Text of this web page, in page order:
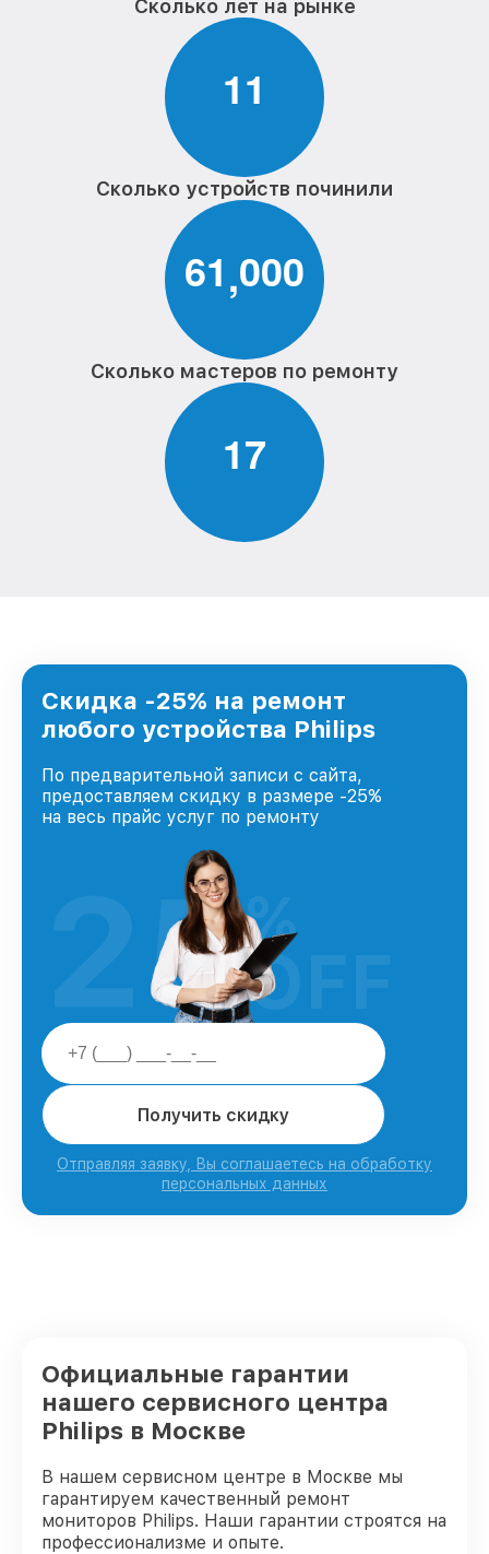
Сколько лет на рынке
11
Сколько устройств починили
61,000
Сколько мастеров по ремонту
17
Скидка -25% на ремонт
любого устройства Philips
По предварительной записи с сайта,
предоставляем скидку в размере -25%
на весь прайс услуг по ремонту
Получить скидку
Отправляя заявку, Вы соглашаетесь на обработку
персональных данных
25%
OFF
Официальные гарантии
нашего сервисного центра
Philips в Москве
В нашем сервисном центре в Москве мы
гарантируем качественный ремонт
мониторов Philips. Наши гарантии строятся на
профессионализме и опыте.